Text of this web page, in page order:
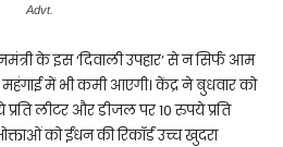
Advt.
के इस ‘दिवाली उपहार’ से न सिर्फ आम
में भी कमी आएगी। केंद्र ने बुधवार को
लीटर और डीजल पर 10 रुपये प्रति
को ईंधन की रिकॉर्ड उच्च खुदरा